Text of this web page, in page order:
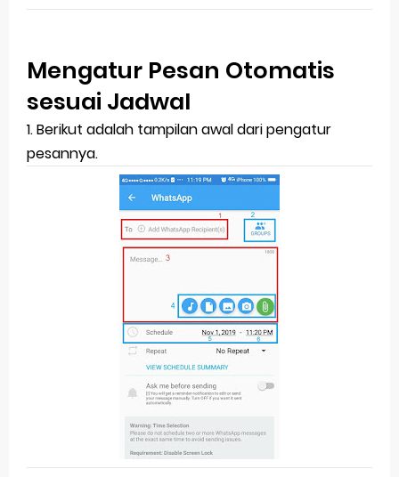
Mengatur Pesan Otomatis
sesuai Jadwal
1. Berikut adalah tampilan awal dari pengatur
pesannya.